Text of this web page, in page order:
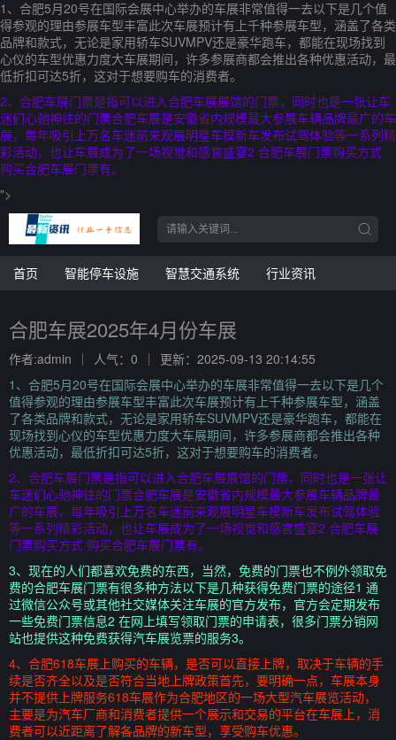
1、合肥5月20号在国际会展中心举办的车展非常值得一去以下是几个值
得参观的理由参展车型丰富此次车展预计有上千种参展车型，涵盖了各类
品牌和款式，无论是家用轿车SUVMPV还是豪华跑车，都能在现场找到
心仪的车型优惠力度大车展期间，许多参展商都会推出各种优惠活动，最
低折扣可达5折，这对于想要购车的消费者。
2、合肥车展门票是指可以进入合肥车展展馆的门票，同时也是一张让车
迷们心驰神往的门票合肥车展是安徽省内规模最大参展车辆品牌最广的车
展，每年吸引上万名车迷前来观展明星车模新车发布试驾体验等一系列精
彩活动，也让车展成为了一场视觉和感官盛宴2 合肥车展门票购买方式
购买合肥车展门票有。
">
首页 智能停车设施 智慧交通系统 行业资讯
合肥车展2025年4月份车展
作者:admin 人气：0
更新：2025-09-13 20:14:55
1、合肥5月20号在国际会展中心举办的车展非常值得一去以下是几个
值得参观的理由参展车型丰富此次车展预计有上千种参展车型，涵盖
了各类品牌和款式，无论是家用轿车SUVMPV还是豪华跑车，都能在
现场找到心仪的车型优惠力度大车展期间，许多参展商都会推出各种
优惠活动，最低折扣可达5折，这对于想要购车的消费者。
2、合肥车展门票是指可以进入合肥车展展馆的门票，同时也是一张让
车迷们心驰神往的门票合肥车展是安徽省内规模最大参展车辆品牌最
广的车展，每年吸引上万名车迷前来观展明星车模新车发布试驾体验
等一系列精彩活动，也让车展成为了一场视觉和感官盛宴2 合肥车展
门票购买方式 购买合肥车展门票有。
3、现在的人们都喜欢免费的东西，当然，免费的门票也不例外领取免
费的合肥车展门票有很多种方法以下是几种获得免费门票的途径1 通
过微信公众号或其他社交媒体关注车展的官方发布，官方会定期发布
一些免费门票信息2 在网上填写领取门票的申请表，很多门票分销网
站也提供这种免费获得汽车展览票的服务3。
4、合肥618车展上购买的车辆，是否可以直接上牌，取决于车辆的手
续是否齐全以及是否符合当地上牌政策首先，要明确一点，车展本身
并不提供上牌服务618车展作为合肥地区的一场大型汽车展览活动，
主要是为汽车厂商和消费者提供一个展示和交易的平台在车展上，消
费者可以近距离了解各品牌的新车型，享受购车优惠。